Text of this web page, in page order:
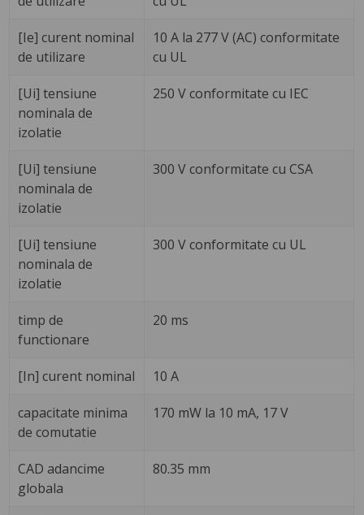
[Ie] curent nominal
de utilizare
10 A la 277 V (AC) conformitate
cu UL
[Ui] tensiune
nominala de
izolatie
250 V conformitate cu IEC
[Ui] tensiune
nominala de
izolatie
300 V conformitate cu CSA
[Ui] tensiune
nominala de
izolatie
300 V conformitate cu UL
timp de
functionare
20 ms
[In] curent nominal 10 A
capacitate minima
de comutatie
170 mW la 10 mA, 17 V
CAD adancime
globala
80.35 mm